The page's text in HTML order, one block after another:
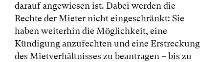
darauf angewiesen ist. Dabei werden die
Rechte der Mieter nicht eingeschränkt: Sie
haben weiterhin die Möglichkeit, eine
Kündigung anzufechten und eine Erstreckung
des Mietverhältnisses zu beantragen – bis zu